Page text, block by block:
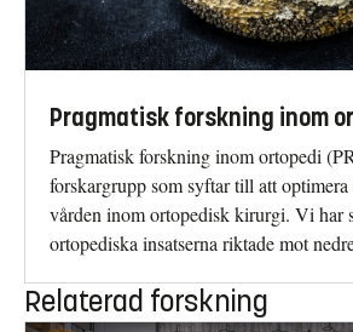
Pragmatisk forskning inom
Pragmatisk forskning inom ortopedi
forskargrupp som syftar till att
vården inom ortopedisk kirurgi. Vi har
ortopediska insatserna riktade mot
Relaterad forskning